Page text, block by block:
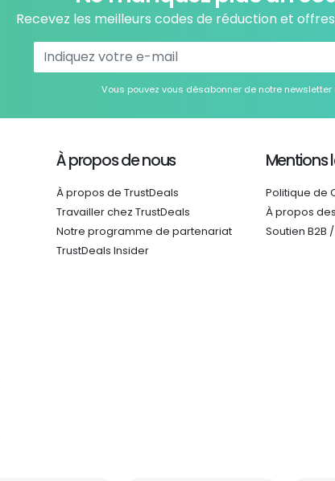
Recevez les meilleurs codes de réduction et
Vous pouvez vous désabonner de notre
À propos de nous
À propos de TrustDeals
Travailler chez TrustDeals
Notre programme de partenariat
TrustDeals Insider
Mentions
Politique de
À propos
Soutien B2B /